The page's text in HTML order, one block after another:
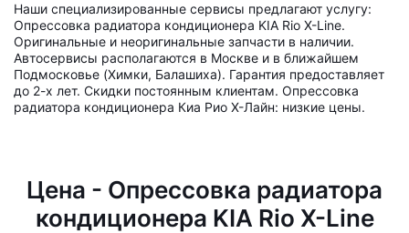
Наши специализированные сервисы предлагают услугу:
Опрессовка радиатора кондиционера KIA Rio X-Line.
Оригинальные и неоригинальные запчасти в наличии.
Автосервисы располагаются в Москве и в ближайшем
Подмосковье (Химки, Балашиха). Гарантия предоставляет
до 2-х лет. Скидки постоянным клиентам. Опрессовка
радиатора кондиционера Киа Рио Х-Лайн: низкие цены.
Цена - Опрессовка радиатора
кондиционера KIA Rio X-Line